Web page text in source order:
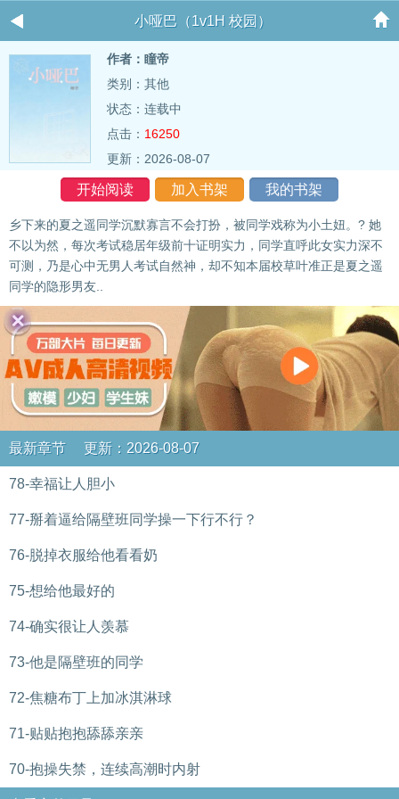
小哑巴（1v1H 校园）
作者：瞳帝
类别：其他
状态：连载中
点击： 16250
更新：2026-08-07
开始阅读 加入书架 我的书架
乡下来的夏之遥同学沉默寡言不会打扮，被同学戏称为小土妞。? 她
不以为然，每次考试稳居年级前十证明实力，同学直呼此女实力深不
可测，乃是心中无男人考试自然神，却不知本届校草叶准正是夏之遥
同学的隐形男友..
最新章节 更新：2026-08-07
78-幸福让人胆小
77-掰着逼给隔壁班同学操一下行不行？
76-脱掉衣服给他看看奶
75-想给他最好的
74-确实很让人羡慕
73-他是隔壁班的同学
72-焦糖布丁上加冰淇淋球
71-贴贴抱抱舔舔亲亲
70-抱操失禁，连续高潮时内射